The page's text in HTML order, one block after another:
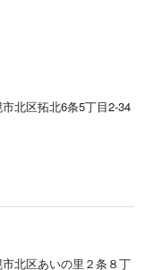
北区拓北6条5丁目2-34
北区あいの里２条８丁